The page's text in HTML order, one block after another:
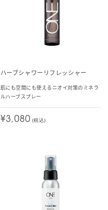
ハーブシャワーリフレッシャー
肌にも空間にも使えるニオイ対策のミネラ
ルハーブスプレー
¥3,080 (税込)